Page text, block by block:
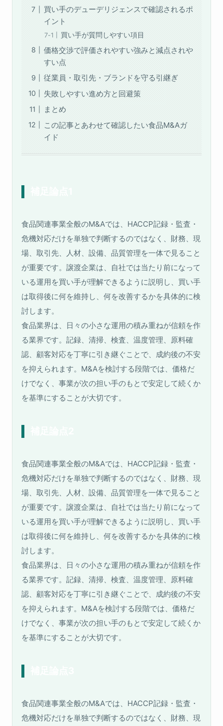
買い手のデューデリジェンスで確認されるポ
イント
買い手が質問しやすい項目
価格交渉で評価されやすい強みと減点されや
すい点
従業員・取引先・ブランドを守る引継ぎ
失敗しやすい進め方と回避策
まとめ
この記事とあわせて確認したい食品M&Aガ
イド
食品関連事業全般のM&Aでは、HACCP記録・監査・
危機対応だけを単独で判断するのではなく、財務、現
場、取引先、人材、設備、品質管理を一体で見ること
が重要です。譲渡企業は、自社では当たり前になって
いる運用を買い手が理解できるように説明し、買い手
は取得後に何を維持し、何を改善するかを具体的に検
討します。
食品業界は、日々の小さな運用の積み重ねが信頼を作
る業界です。記録、清掃、検査、温度管理、原料確
認、顧客対応を丁寧に引き継ぐことで、成約後の不安
を抑えられます。M&Aを検討する段階では、価格だ
けでなく、事業が次の担い手のもとで安定して続くか
を基準にすることが大切です。
食品関連事業全般のM&Aでは、HACCP記録・監査・
危機対応だけを単独で判断するのではなく、財務、現
場、取引先、人材、設備、品質管理を一体で見ること
が重要です。譲渡企業は、自社では当たり前になって
いる運用を買い手が理解できるように説明し、買い手
は取得後に何を維持し、何を改善するかを具体的に検
討します。
食品業界は、日々の小さな運用の積み重ねが信頼を作
る業界です。記録、清掃、検査、温度管理、原料確
認、顧客対応を丁寧に引き継ぐことで、成約後の不安
を抑えられます。M&Aを検討する段階では、価格だ
けでなく、事業が次の担い手のもとで安定して続くか
を基準にすることが大切です。
食品関連事業全般のM&Aでは、HACCP記録・監査・
危機対応だけを単独で判断するのではなく、財務、現